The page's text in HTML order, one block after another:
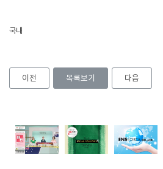
국내
이전 목록보기 다음